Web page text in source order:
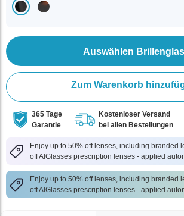
Auswählen Brillenglas
Zum Warenkorb
365 Tage
Garantie
Kostenloser Versand
bei allen Bestellungen
Enjoy up to 50% off lenses, including branded
off AlGlasses prescription lenses - applied
Enjoy up to 50% off lenses, including branded
off AlGlasses prescription lenses - applied